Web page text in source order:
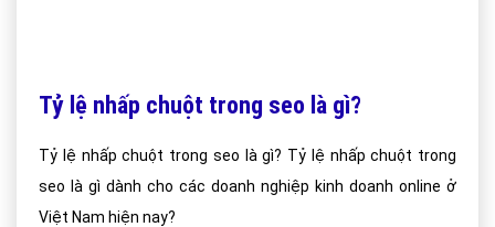
Tỷ lệ nhấp chuột trong seo là gì?
Tỷ lệ nhấp chuột trong seo là gì? Tỷ lệ nhấp chuột trong
seo là gì dành cho các doanh nghiệp kinh doanh online ở
Việt Nam hiện nay?